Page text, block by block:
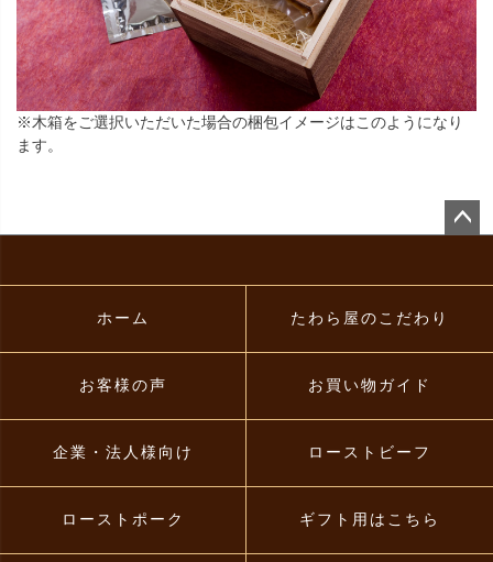
※木箱をご選択いただいた場合の梱包イメージはこのようになり
ます。
ホーム たわら屋のこだわり
お客様の声 お買い物ガイド
企業・法人様向け ローストビーフ
ローストポーク ギフト用はこちら